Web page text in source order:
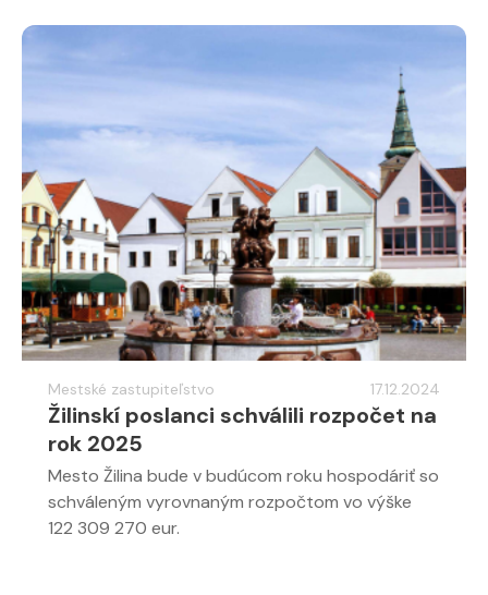
Mestské zastupiteľstvo 17.12.2024
Žilinskí poslanci schválili rozpočet na
rok 2025
Mesto Žilina bude v budúcom roku hospodáriť so
schváleným vyrovnaným rozpočtom vo výške
122 309 270 eur.